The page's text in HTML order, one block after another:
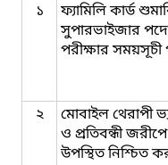
১
ফ্যামিলি কার্ড
সুপারভাইজার
পরীক্ষার সময়সূচী
২
মোবাইল থেরাপী
ও প্রতিবন্ধী
উপস্থিত নিশ্চিত